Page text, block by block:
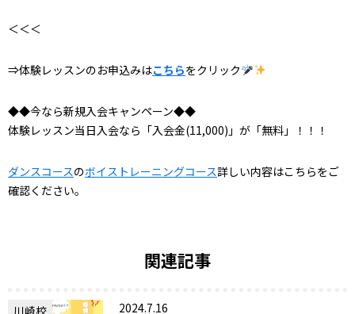
＜＜＜
⇒体験レッスンのお申込みはこちらをクリック
◆◆今なら新規入会キャンペーン◆◆
体験レッスン当日入会なら「入会金(11,000)」が「無料」！！！
ダンスコースのボイストレーニングコース詳しい内容はこちらをご
確認ください。
関連記事
川崎校
2024.7.16